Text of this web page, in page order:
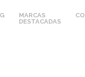
MARCAS
DESTACADAS